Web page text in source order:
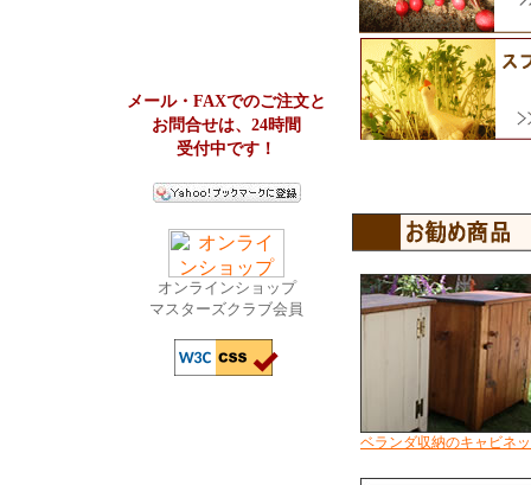
メール・FAXでのご注文と
お問合せは、24時間
受付中です！
オンラインショップ
マスターズクラブ会員
ベランダ収納のキャビネ